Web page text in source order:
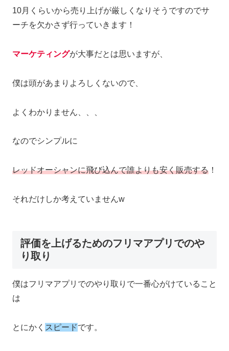
10月くらいから売り上げが厳しくなりそうですのでサ
ーチを欠かさず行っていきます！
マーケティングが大事だとは思いますが、
僕は頭があまりよろしくないので、
よくわかりません、、、
なのでシンプルに
レッドオーシャンに飛び込んで誰よりも安く販売する ！
それだけしか考えていませんw
評価を上げるためのフリマアプリでのや
り取り
僕はフリマアプリでのやり取りで一番心がけていること
は
とにかく スピードです。